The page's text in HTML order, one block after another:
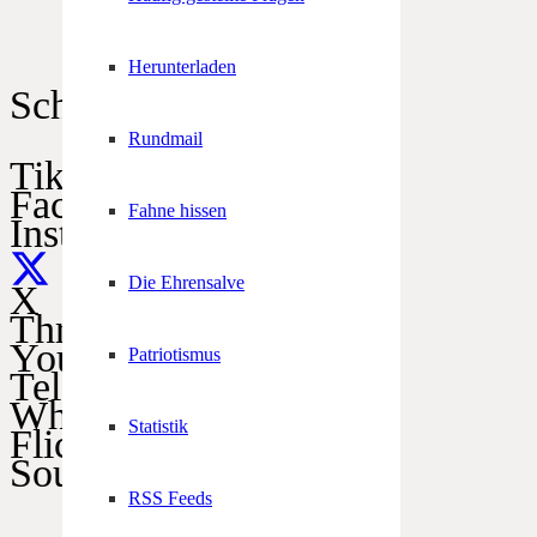
Herunterladen
Rundmail
Fahne hissen
Die Ehrensalve
Patriotismus
Statistik
RSS Feeds
Schützen im Netz
TikTok
Facebook
Instagram
X
Threads
YouTube
Telegram
WhatsApp
Flickr
SoundCloud